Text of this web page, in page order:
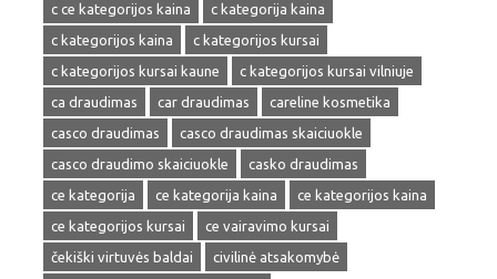
c ce kategorijos kaina
c kategorija kaina
c kategorijos kaina
c kategorijos kursai
c kategorijos kursai kaune
c kategorijos kursai vilniuje
ca draudimas
car draudimas
careline kosmetika
casco draudimas
casco draudimas skaiciuokle
casco draudimo skaiciuokle
casko draudimas
ce kategorija
ce kategorija kaina
ce kategorijos kaina
ce kategorijos kursai
ce vairavimo kursai
čekiški virtuvės baldai
civilinė atsakomybė